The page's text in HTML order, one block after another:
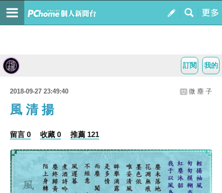
我的
訂閱
2018-09-27 23:49:40 微 塵 子
風 清 揚
留言 0 收藏 0 推薦 121